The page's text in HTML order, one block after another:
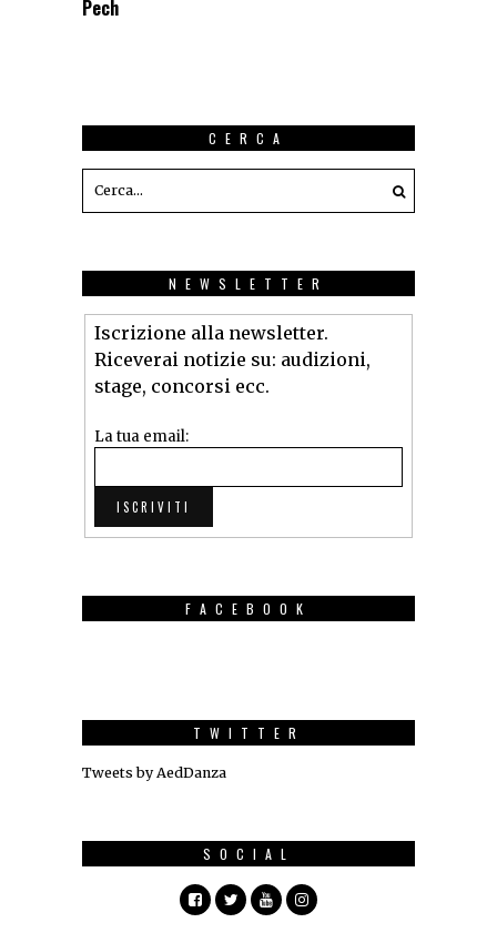
Pech
CERCA
NEWSLETTER
Iscrizione alla newsletter.
Riceverai notizie su: audizioni,
stage, concorsi ecc.
La tua email:
FACEBOOK
TWITTER
Tweets by AedDanza
SOCIAL